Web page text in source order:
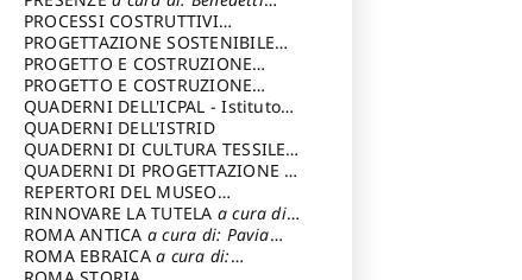
Sandro
PROCESSI COSTRUTTIVI
DELL'ARCHITETTURAa cura di:
Ippoliti Alessandro
PROGETTAZIONE SOSTENIBILE
PARTECIPATA
PROGETTO E COSTRUZIONE
DELL’ARCHITETTURA
PROGETTO E COSTRUZIONE
SOSTENIBILE
QUADERNI DELL'ICPAL - Istituto
centrale per il restauro e la
conservazione del patrimonio
archivistico e librario
QUADERNI DELL'ISTRID
QUADERNI DI CULTURA TESSILEa
cura di: Crispolti Livia
QUADERNI DI PROGETTAZIONE a
cura di: Giura Longo Tommaso
REPERTORI DEL MUSEO
CENTRALE DEL RISORGIMENTOa
cura di: Pizzo Marco
RINNOVARE LA TUTELA a cura di:
Cicalò Enrico
ROMA ANTICA a cura di: Pavia
Carlo
ROMA EBRAICAa cura di: